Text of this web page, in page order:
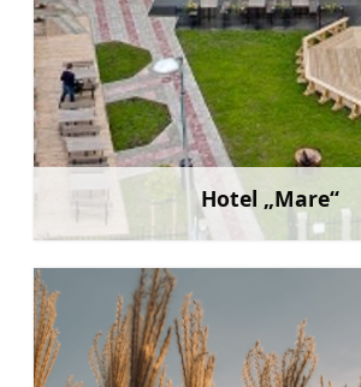
Hotel „Mare“